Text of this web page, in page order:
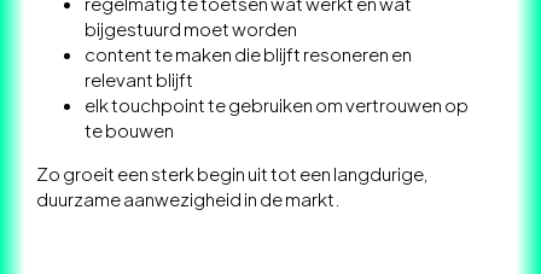
bijgestuurd moet worden
content te maken die blijft resoneren en
relevant blijft
elk touchpoint te gebruiken om vertrouwen op
te bouwen
Zo groeit een sterk begin uit tot een langdurige,
duurzame aanwezigheid in de markt.